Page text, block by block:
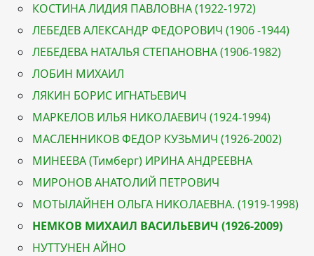
КОСТИНА ЛИДИЯ ПАВЛОВНА (1922-1972)
ЛЕБЕДЕВ АЛЕКСАНДР ФЕДОРОВИЧ (1906 -1944)
ЛЕБЕДЕВА НАТАЛЬЯ СТЕПАНОВНА (1906-1982)
ЛОБИН МИХАИЛ
ЛЯКИН БОРИС ИГНАТЬЕВИЧ
МАРКЕЛОВ ИЛЬЯ НИКОЛАЕВИЧ (1924-1994)
МАСЛЕННИКОВ ФЕДОР КУЗЬМИЧ (1926-2002)
МИНЕЕВА (Тимберг) ИРИНА АНДРЕЕВНА
МИРОНОВ АНАТОЛИЙ ПЕТРОВИЧ
МОТЫЛАЙНЕН ОЛЬГА НИКОЛАЕВНА. (1919-1998)
НЕМКОВ МИХАИЛ ВАСИЛЬЕВИЧ (1926-2009)
НУТТУНЕН АЙНО